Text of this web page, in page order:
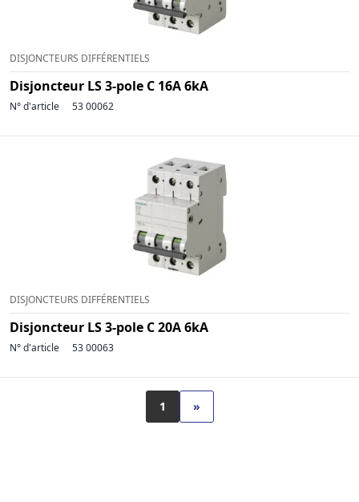
DISJONCTEURS DIFFÉRENTIELS
Disjoncteur LS 3-pole C 16A 6kA
N° d'article 53 00062
DISJONCTEURS DIFFÉRENTIELS
Disjoncteur LS 3-pole C 20A 6kA
N° d'article 53 00063
1 »